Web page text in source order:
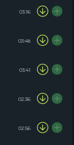
03:16
03:48
03:41
02:36
02:56